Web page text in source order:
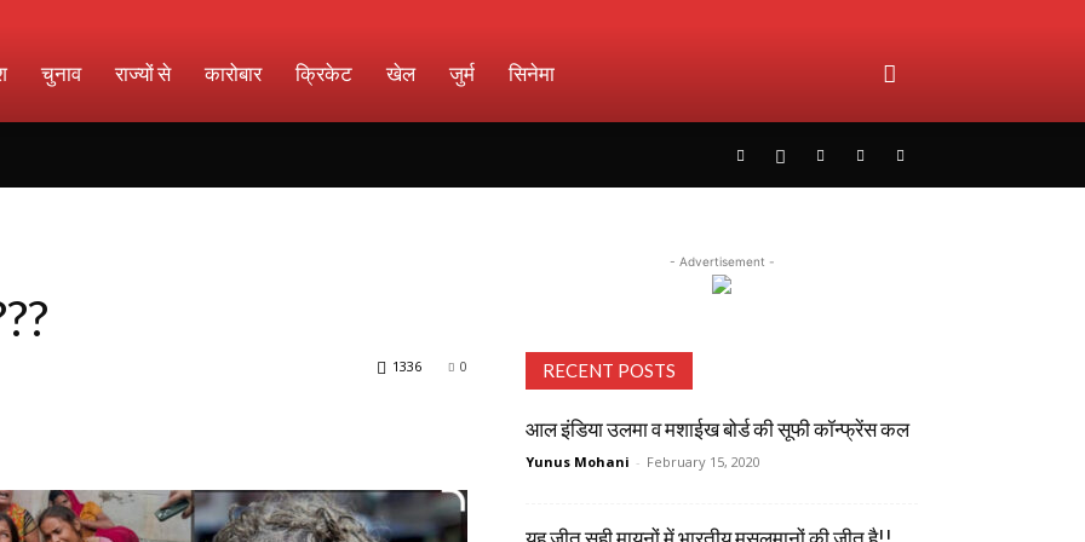
चुनाव राज्यों से कारोबार क्रिकेट खेल जुर्म सिनेमा
0
1336
- Advertisement -
RECENT POSTS
आल इंडिया उलमा व मशाईख बोर्ड की सूफी कॉन्फ्रेंस कल
Yunus Mohani - February 15, 2020